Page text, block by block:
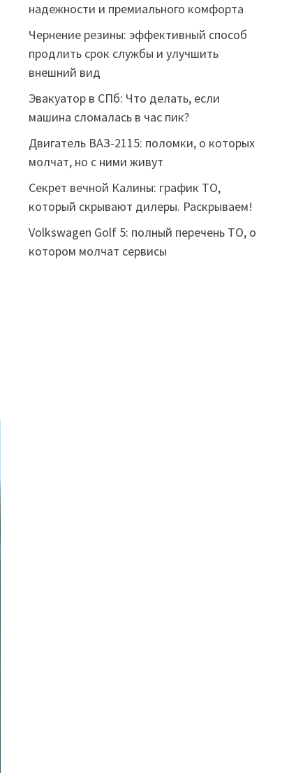
надежности и премиального комфорта
Чернение резины: эффективный способ
продлить срок службы и улучшить
внешний вид
Эвакуатор в СПб: Что делать, если
машина сломалась в час пик?
Двигатель ВАЗ-2115: поломки, о которых
молчат, но с ними живут
Секрет вечной Калины: график ТО,
который скрывают дилеры. Раскрываем!
Volkswagen Golf 5: полный перечень ТО, о
котором молчат сервисы